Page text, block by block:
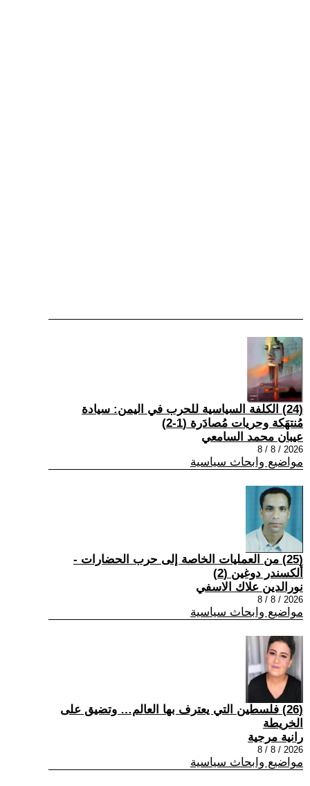
(24) الكلفة السياسية للحرب في اليمن: سيادة
مُنتهَكة وحريات مُصادَرة (1-2)
عيبان محمد السامعي
2026 / 8 / 8
مواضيع وابحاث سياسية
(25) من العمليات الخاصة إلى حرب الحضارات -
ألكسندر دوغين (2)
نورالدين علاك الاسفي
2026 / 8 / 8
مواضيع وابحاث سياسية
(26) فلسطين التي يعترف بها العالم… وتضيق على
الخريطة
رانية مرجية
2026 / 8 / 8
مواضيع وابحاث سياسية